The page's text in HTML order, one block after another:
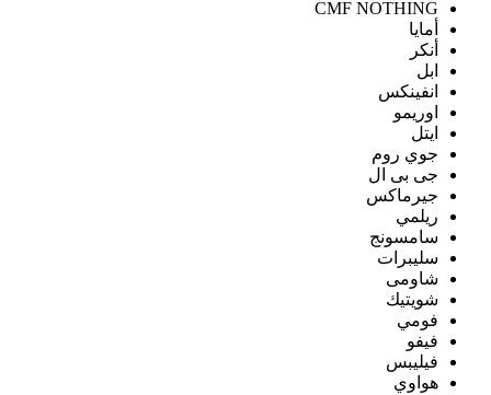
CMF NOTHING
أمايا
أنكر
ابل
انفينكس
اوريمو
ايتل
جوي روم
جى بى ال
جيرماكس
ريلمي
سامسونج
سليبرات
شاومى
شويتيك
فومي
فيفو
فيليبس
هواوي